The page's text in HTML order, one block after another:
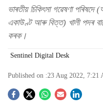
ভাৰতীয় চিকিৎসা গৱেষণা
একাউণ্ট আৰু বিত্ত) খালী পদৰ
কৰক।
Sentinel Digital Desk
Published on :23 Aug 2022, 7:21
S